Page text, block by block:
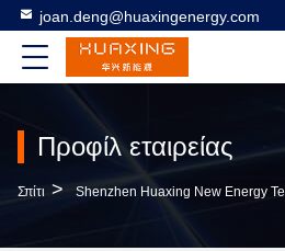
joan.deng@huaxingenergy.com
Προφίλ εταιρείας
Σπίτι > Shenzhen Huaxing New Energy Technology